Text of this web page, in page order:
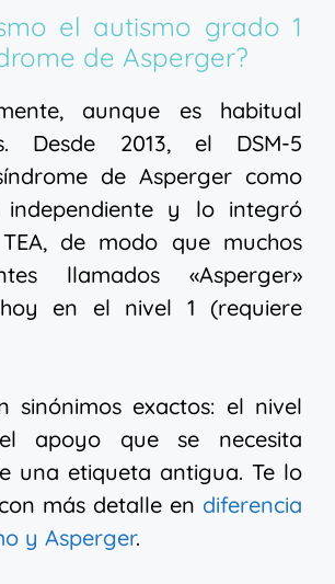
el autismo grado 1
de Asperger?
aunque es habitual
Desde 2013, el DSM-5
de Asperger como
independiente y lo integró
de modo que muchos
llamados «Asperger»
en el nivel 1 (requiere
sinónimos exactos: el nivel
apoyo que se necesita
una etiqueta antigua. Te lo
más detalle en diferencia
y Asperger.